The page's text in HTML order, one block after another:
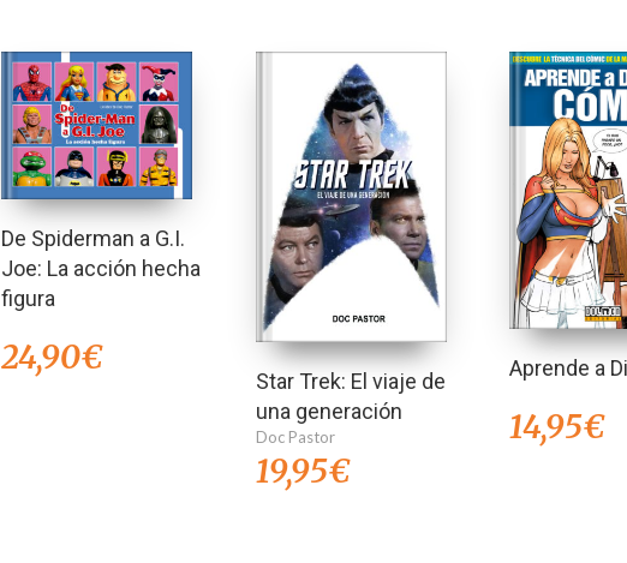
De Spiderman a G.I.
Joe: La acción hecha
figura
24,90€
Star Trek: El viaje de
una generación
Doc Pastor
19,95€
Aprende a
14,95€